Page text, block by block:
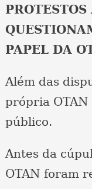
PAPEL DA
Além das
própria
público.
Antes da
OTAN foram